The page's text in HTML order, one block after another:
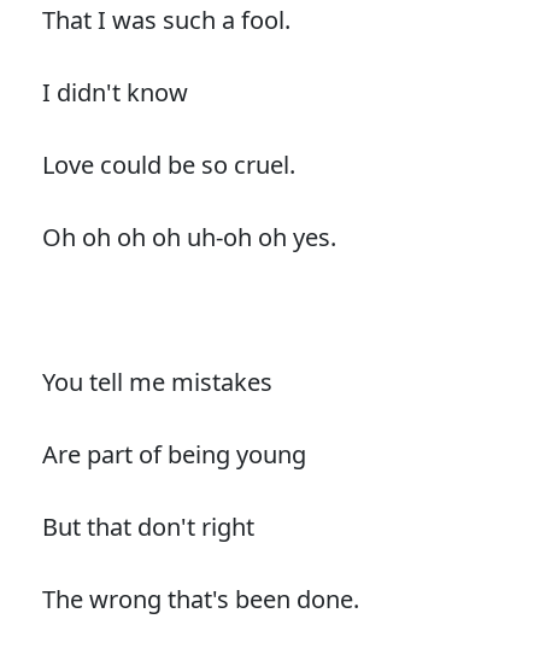
That I was such a fool.
I didn't know
Love could be so cruel.
Oh oh oh oh uh-oh oh yes.
You tell me mistakes
Are part of being young
But that don't right
The wrong that's been done.